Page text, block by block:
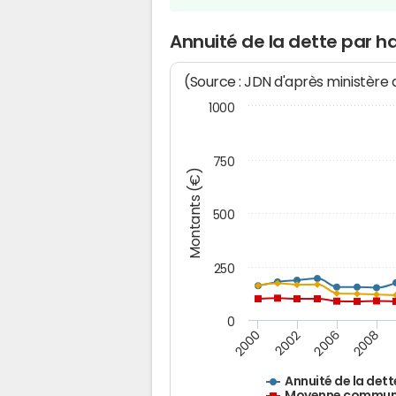
Annuité de la dette par
Montants (€)
(Source : JDN d'après ministère
Annuité de la
2000 2002 2006 2008
0
250
500
750
1000